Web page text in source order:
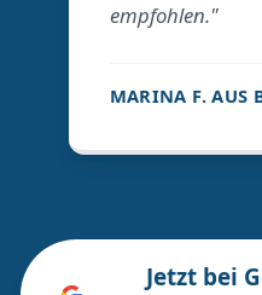
empfohlen."
MARINA F. AUS
Jetzt bei